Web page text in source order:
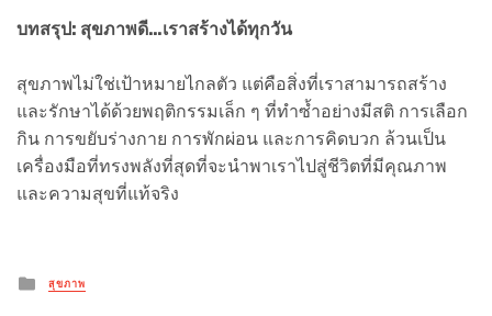
บทสรุป: สุขภาพดี…เราสร้างได้ทุกวัน
สุขภาพไม่ใช่เป้าหมายไกลตัว แต่คือสิ่งที่เราสามารถสร้าง
และรักษาได้ด้วยพฤติกรรมเล็ก ๆ ที่ทำซ้ำอย่างมีสติ การเลือก
กิน การขยับร่างกาย การพักผ่อน และการคิดบวก ล้วนเป็น
เครื่องมือที่ทรงพลังที่สุดที่จะนำพาเราไปสู่ชีวิตที่มีคุณภาพ
และความสุขที่แท้จริง
Posted
in
สุขภาพ